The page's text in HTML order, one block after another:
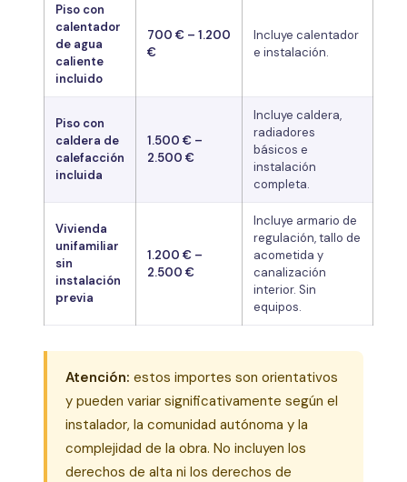
Piso con
calentador
de agua
caliente
incluido
700 € – 1.200
€
Incluye calentador
e instalación.
Piso con
caldera de
calefacción
incluida
1.500 € –
2.500 €
Incluye caldera,
radiadores
básicos e
instalación
completa.
Vivienda
unifamiliar
sin
instalación
previa
1.200 € –
2.500 €
Incluye armario de
regulación, tallo de
acometida y
canalización
interior. Sin
equipos.
Atención: estos importes son orientativos
y pueden variar significativamente según el
instalador, la comunidad autónoma y la
complejidad de la obra. No incluyen los
derechos de alta ni los derechos de